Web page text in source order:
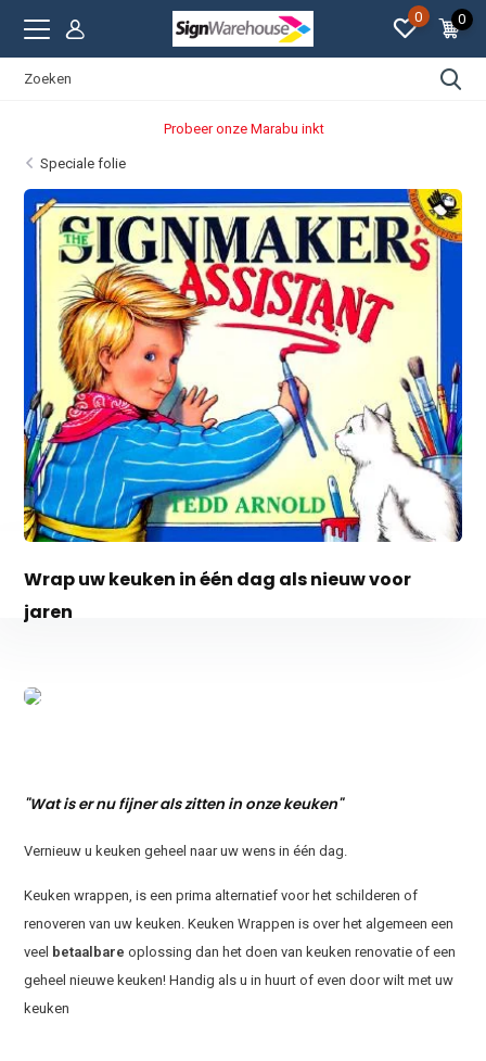
0 0
Probeer onze Marabu inkt
Speciale folie
Wrap uw keuken in één dag als nieuw voor
jaren
"Wat is er nu fijner als zitten in onze keuken"
Vernieuw u keuken geheel naar uw wens in één dag.
Keuken wrappen, is een prima alternatief voor het schilderen of
renoveren van uw keuken. Keuken Wrappen is over het algemeen een
veel betaalbareoplossing dan het doen van keuken renovatie of een
geheel nieuwe keuken! Handig als u in huurt of even door wilt met uw
keuken